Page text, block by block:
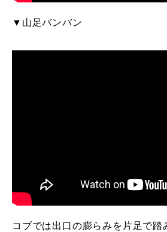
▼山足バンバン
コブでは出口の膨らみを片足で踏